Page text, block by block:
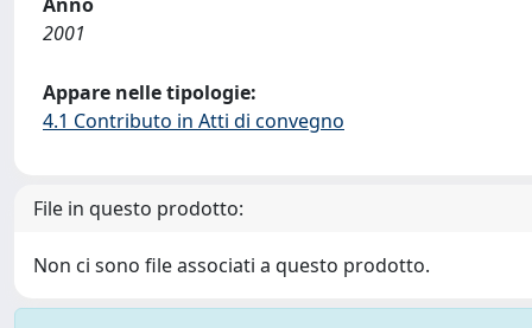
2001
Appare nelle tipologie:
4.1 Contributo in Atti di convegno
File in questo prodotto:
Non ci sono file associati a questo prodotto.